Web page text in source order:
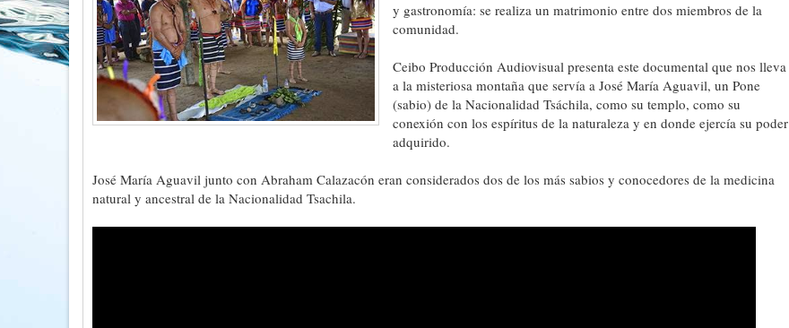
y gastronomía: se realiza un matrimonio entre dos miembros de la
comunidad.
Ceibo Producción Audiovisual presenta este documental que nos lleva
a la misteriosa montaña que servía a José María Aguavil, un Pone
(sabio) de la Nacionalidad Tsáchila, como su templo, como su
conexión con los espíritus de la naturaleza y en donde ejercía su poder
adquirido.
José María Aguavil junto con Abraham Calazacón eran considerados dos de los más sabios y conocedores de la medicina
natural y ancestral de la Nacionalidad Tsachila.